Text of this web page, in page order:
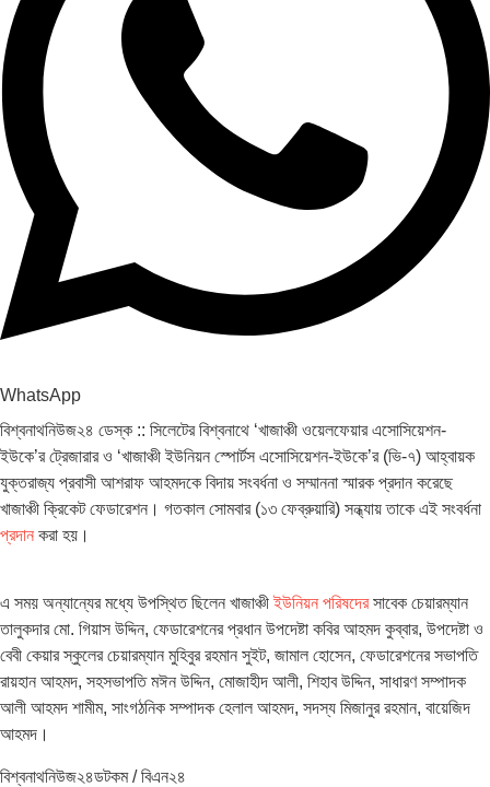
WhatsApp
বিশ্বনাথনিউজ২৪ ডেস্ক :: সিলেটের বিশ্বনাথে ‘খাজাঞ্চী ওয়েলফেয়ার এসোসিয়েশন-
ইউকে’র ট্রেজারার ও ‘খাজাঞ্চী ইউনিয়ন স্পোর্টস এসোসিয়েশন-ইউকে’র (ভি-৭) আহ্বায়ক
যুক্তরাজ্য প্রবাসী আশরাফ আহমদকে বিদায় সংবর্ধনা ও সম্মাননা স্মারক প্রদান করেছে
খাজাঞ্চী ক্রিকেট ফেডারেশন। গতকাল সোমবার (১৩ ফেব্রুয়ারি) সন্ধ্যায় তাকে এই সংবর্ধনা
প্রদান করা হয়।
এ সময় অন্যান্যের মধ্যে উপস্থিত ছিলেন খাজাঞ্চীইউনিয়ন পরিষদেরসাবেক চেয়ারম্যান
তালুকদার মো. গিয়াস উদ্দিন, ফেডারেশনের প্রধান উপদেষ্টা কবির আহমদ কুব্বার, উপদেষ্টা ও
বেবী কেয়ার স্কুলের চেয়ারম্যান মুহিবুর রহমান সুইট, জামাল হোসেন, ফেডারেশনের সভাপতি
রায়হান আহমদ, সহসভাপতি মঈন উদ্দিন, মোজাহীদ আলী, শিহাব উদ্দিন, সাধারণ সম্পাদক
আলী আহমদ শামীম, সাংগঠনিক সম্পাদক হেলাল আহমদ, সদস্য মিজানুর রহমান, বায়েজিদ
আহমদ।
বিশ্বনাথনিউজ২৪ডটকম / বিএন২৪